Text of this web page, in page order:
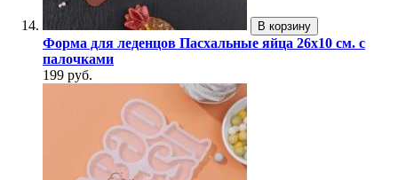
В корзину
Форма для леденцов Пасхальные яйца 26х10 см. с
палочками
199 руб.